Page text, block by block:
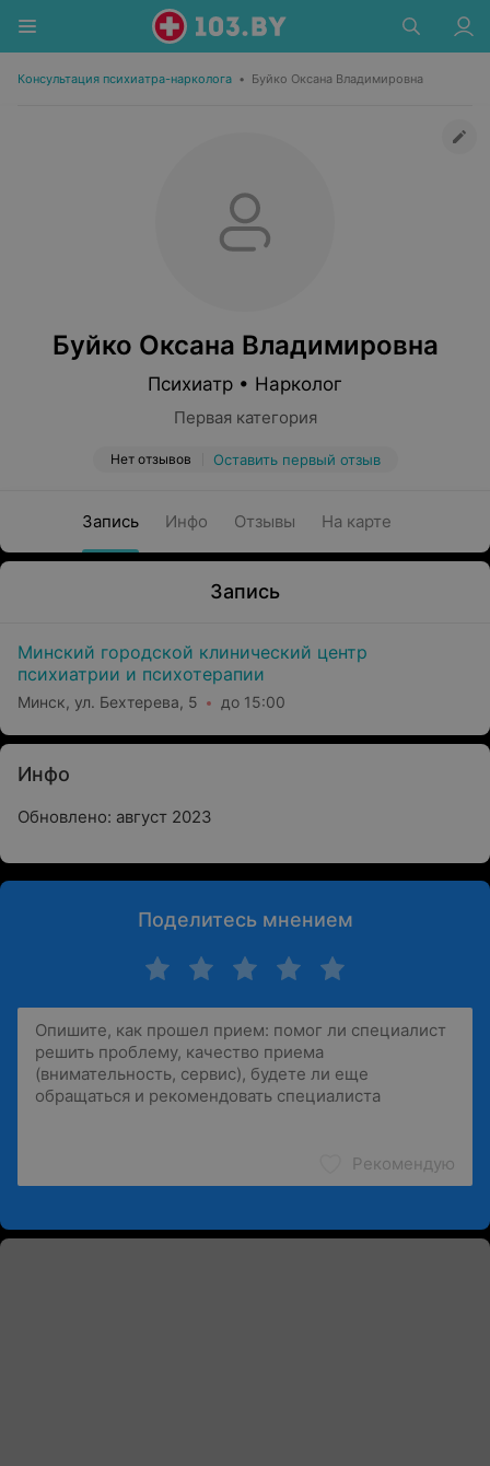
Консультация психиатра-нарколога • Буйко Оксана Владимировна
Буйко Оксана Владимировна
Психиатр • Нарколог
Первая категория
Нет отзывов Оставить первый отзыв
Запись Инфо Отзывы На карте
Запись
Минский городской клинический центр
психиатрии и психотерапии
Минск, ул. Бехтерева, 5 до 15:00
Инфо
Обновлено: август 2023
Поделитесь мнением
Рекомендую